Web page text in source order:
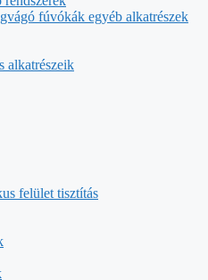
fúvókák egyéb alkatrészek
alkatrészeik
felület tisztítás